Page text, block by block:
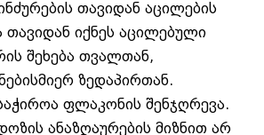
თავიდან აცილების
თავიდან იქნეს აცილებული
შეხება თვალთან,
ზედაპირთან.
ფლაკონის შენჯღრევა.
ანაზღაურების მიზნით არ